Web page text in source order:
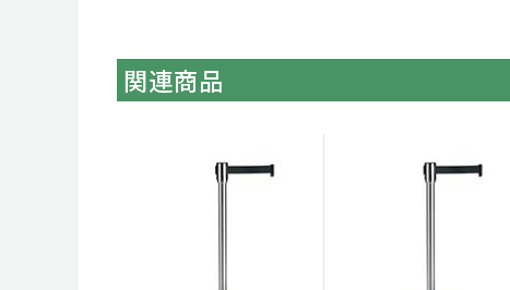
関連商品